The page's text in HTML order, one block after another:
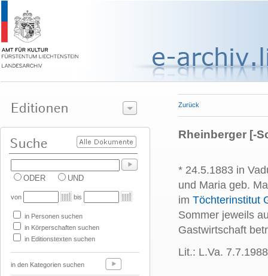
ODER UND
von bis
in Personen suchen
in Körperschaften suchen
in Editionstexten suchen
in den Kategorien suchen
Zurück
Rheinberger [-
* 24.5.1883 in
und Maria geb.
im Töchterinstitut
Sommer jeweils
Gastwirtschaft
Lit.: L.Va.